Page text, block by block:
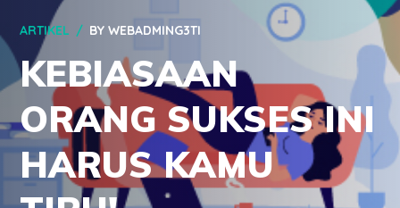
ARTIKEL BYWEBADMING3TI
KEBIASAAN
ORANG SUKSES INI
HARUS KAMU